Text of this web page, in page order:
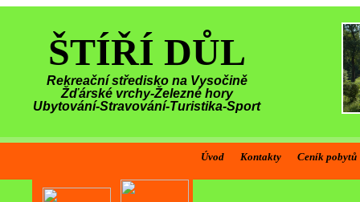
ŠTÍŘÍ DŮL
Rekreační středisko na Vysočině
Žďárské vrchy-Železné hory
Ubytování-Stravování-Turistika-Sport
Úvod Kontakty Ceník pobytů